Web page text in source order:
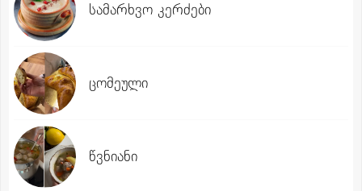
სამარხვო კერძები
ცომეული
წვნიანი